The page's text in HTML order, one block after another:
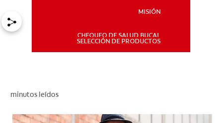
MISIÓN
CHEQUEO DE SALUD BUCAL
SELECCIÓN DE PRODUCTOS
minutos leídos